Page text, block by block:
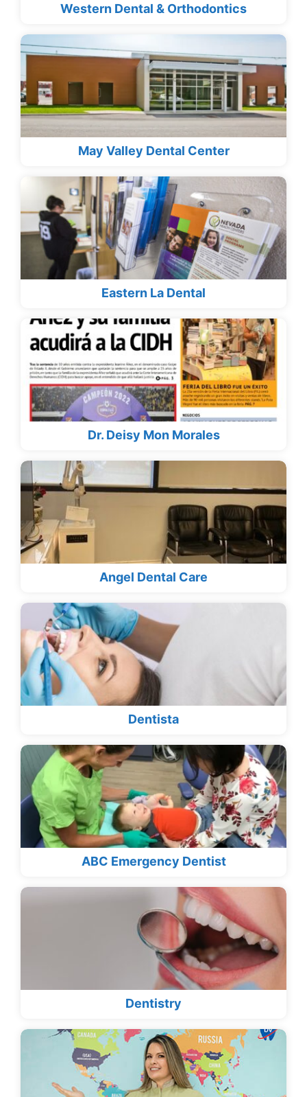
Western Dental & Orthodontics
May Valley Dental Center
Eastern La Dental
Dr. Deisy Mon Morales
Angel Dental Care
Dentista
ABC Emergency Dentist
Dentistry